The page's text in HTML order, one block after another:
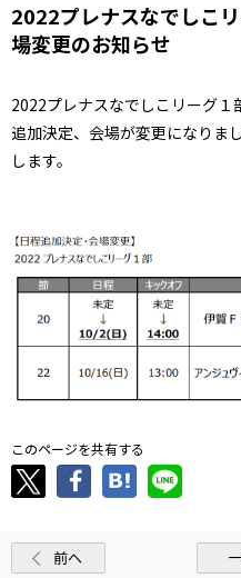
2022プレナスなでしこ
場変更のお知らせ
2022プレナスなでしこリーグ
追加決定、会場が変更になりま
します。
このページを共有する
前へ